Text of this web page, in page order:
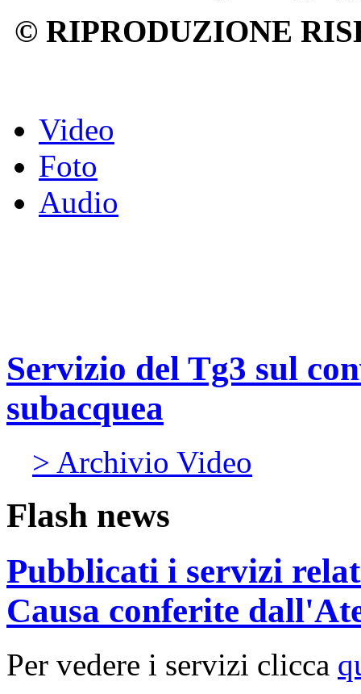
© RIPRODUZIONE
Video
Foto
Audio
Servizio del Tg3 sul
subacquea
> Archivio Video
Flash news
Pubblicati i servizi
Causa conferite
Per vedere i servizi clicca